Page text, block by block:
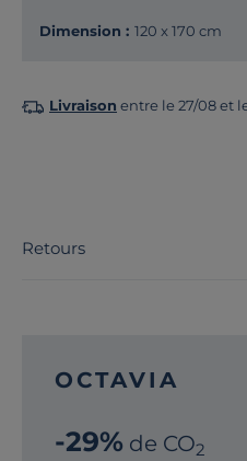
Dimension : 120 x 170 cm
Livraison entre le 27/08 et
Retours
OCTAVIA
-29% de CO2